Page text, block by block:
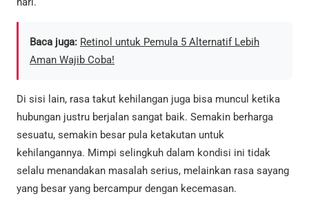
Baca juga: Retinol untuk Pemula 5 Alternatif Lebih
Aman Wajib Coba!
Di sisi lain, rasa takut kehilangan juga bisa muncul ketika
hubungan justru berjalan sangat baik. Semakin berharga
sesuatu, semakin besar pula ketakutan untuk
kehilangannya. Mimpi selingkuh dalam kondisi ini tidak
selalu menandakan masalah serius, melainkan rasa sayang
yang besar yang bercampur dengan kecemasan.